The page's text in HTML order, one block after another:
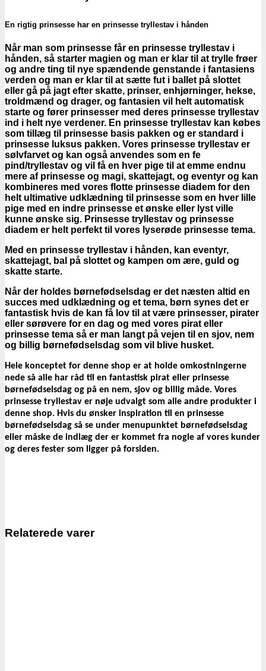
En rigtig prinsesse har en prinsesse tryllestav i hånden
Når man som prinsesse får en prinsesse tryllestav i
hånden, så starter magien og man er klar til at trylle frøer
og andre ting til nye spændende genstande i fantasiens
verden og man er klar til at sætte fut i ballet på slottet
eller gå på jagt efter skatte, prinser, enhjørninger, hekse,
troldmænd og drager, og fantasien vil helt automatisk
starte og fører prinsesser med deres prinsesse tryllestav
ind i helt nye verdener. En prinsesse tryllestav kan købes
som tillæg til prinsesse basis pakken og er standard i
prinsesse luksus pakken. Vores prinsesse tryllestav er
sølvfarvet og kan også anvendes som en fe
pind/tryllestav og vil få en hver pige til at emme endnu
mere af prinsesse og magi, skattejagt, og eventyr og kan
kombineres med vores flotte prinsesse diadem for den
helt ultimative udklædning til prinsesse som en hver lille
pige med en indre prinsesse et ønske eller lyst ville
kunne ønske sig. Prinsesse tryllestav og prinsesse
diadem er helt perfekt til vores lyserøde prinsesse tema.
Med en prinsesse tryllestav i hånden, kan eventyr,
skattejagt, bal på slottet og kampen om ære, guld og
skatte starte.
Når der holdes børnefødselsdag er det næsten altid en
succes med udklædning og et tema, børn synes det er
fantastisk hvis de kan få lov til at være prinsesser, pirater
eller sørøvere for en dag og med vores pirat eller
prinsesse tema så er man langt på vejen til en sjov, nem
og billig børnefødselsdag som vil blive husket.
Hele konceptet for denne shop er at holde omkostningerne
nede så alle har råd til en fantastisk pirat eller prinsesse
børnefødselsdag og på en nem, sjov og billig måde. Vores
prinsesse tryllestav er nøje udvalgt som alle andre produkter i
denne shop. Hvis du ønsker inspiration til en prinsesse
børnefødselsdag så se under menupunktet børnefødselsdag
eller måske de indlæg der er kommet fra nogle af vores kunder
og deres fester som ligger på forsiden.
Relaterede varer